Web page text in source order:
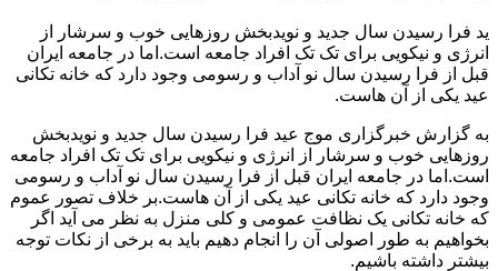
ید فرا رسیدن سال جدید و نویدبخش روزهایی خوب و سرشار از
انرژی و نیکویی برای تک تک افراد جامعه است.اما در جامعه ایران
قبل از فرا رسیدن سال نو آداب و رسومی وجود دارد که خانه تکانی
عید یکی از آن هاست.
به گزارش خبرگزاری موج عید فرا رسیدن سال جدید و نویدبخش
روزهایی خوب و سرشار از انرژی و نیکویی برای تک تک افراد جامعه
است.اما در جامعه ایران قبل از فرا رسیدن سال نو آداب و رسومی
وجود دارد که خانه تکانی عید یکی از آن هاست.بر خلاف تصور عموم
که خانه تکانی یک نظافت عمومی و کلی منزل به نظر می آید اگر
بخواهیم به طور اصولی آن را انجام دهیم باید به برخی از نکات توجه
بیشتر داشته باشیم.